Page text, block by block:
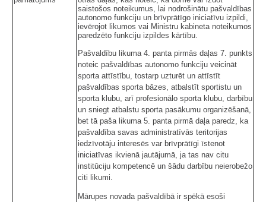
saistošos noteikumus, lai nodrošinātu pašvaldības
autonomo funkciju un brīvprātīgo iniciatīvu izpildi,
ievērojot likumos vai Ministru kabineta noteikumos
paredzēto funkciju izpildes kārtību.
Pašvaldību likuma 4. panta pirmās daļas 7. punkts
noteic pašvaldības autonomo funkciju veicināt
sporta attīstību, tostarp uzturēt un attīstīt
pašvaldības sporta bāzes, atbalstīt sportistu un
sporta klubu, arī profesionālo sporta klubu, darbību
un sniegt atbalstu sporta pasākumu organizēšanā,
bet tā paša likuma 5. panta pirmā daļa paredz, ka
pašvaldība savas administratīvās teritorijas
iedzīvotāju interesēs var brīvprātīgi īstenot
iniciatīvas ikvienā jautājumā, ja tas nav citu
institūciju kompetencē un šādu darbību neierobežo
citi likumi.
Mārupes novada pašvaldībā ir spēkā esoši